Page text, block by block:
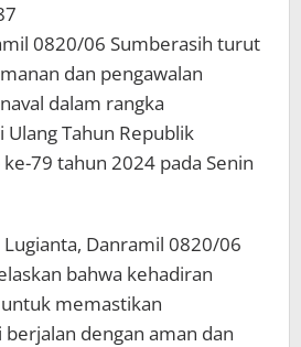
0820/06 Sumberasih turut
dan pengawalan
dalam rangka
Tahun Republik
79 tahun 2024 pada Senin
Danramil 0820/06
bahwa kehadiran
memastikan
berjalan dengan aman dan